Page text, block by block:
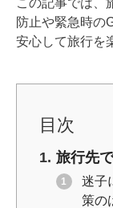
o
k
防止や緊急時の
安心して旅行を
目次
旅行先
迷子
策の